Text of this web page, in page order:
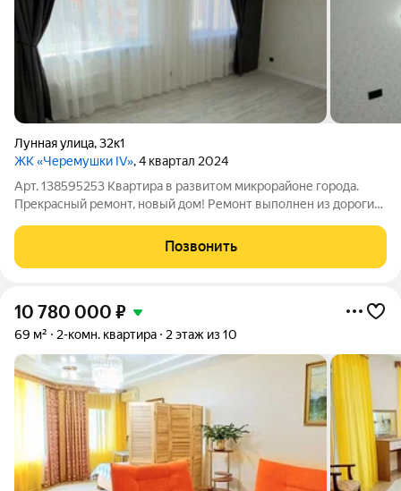
Лунная улица,32к1
ЖК «Черемушки IV», 4 квартал 2024
Арт. 138595253 Квартира в развитом микрорайоне города.
Прекрасный ремонт, новый дом! Ремонт выполнен из дорогих
близость Тау-галереии, прекасная транспортная доступность
во все районы города.
Позвонить
10 780 000 ₽
69 м² 2-комн. квартира 2 этаж из 10